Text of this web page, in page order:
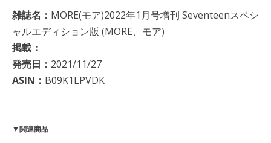
雑誌名： MORE(モア)2022年1月号増刊 Seventeenスペシ
ャルエディション版 (MORE、モア)
掲載：
発売日： 2021/11/27
ASIN： B09K1LPVDK
▼関連商品